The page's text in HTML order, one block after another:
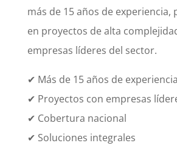
más de 15 años de experiencia,
en proyectos de alta
empresas líderes del sector.
✔ Más de 15 años de experiencia
✔ Proyectos con empresas
✔ Cobertura nacional
✔ Soluciones integrales